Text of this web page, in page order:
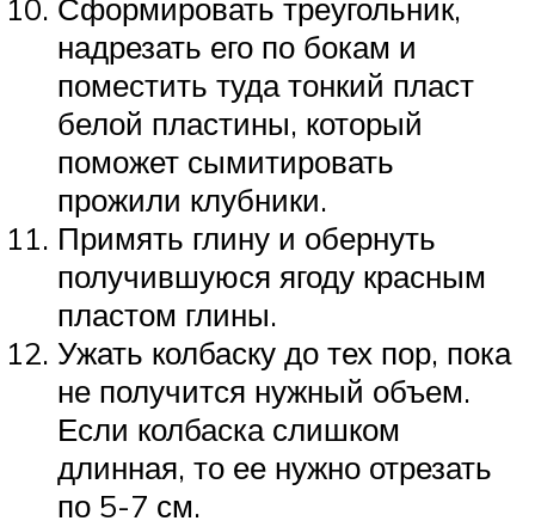
Сформировать треугольник,
надрезать его по бокам и
поместить туда тонкий пласт
белой пластины, который
поможет сымитировать
прожили клубники.
Примять глину и обернуть
получившуюся ягоду красным
пластом глины.
Ужать колбаску до тех пор, пока
не получится нужный объем.
Если колбаска слишком
длинная, то ее нужно отрезать
по 5-7 см.